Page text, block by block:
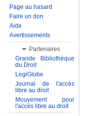
Page au hasard
Faire un don
Aide
Avertissements
Partenaires
Grande Bibliothèque
du Droit
LegiGlobe
Journal de l'accès
libre au droit
Mouvement pour
l'accès libre au droit